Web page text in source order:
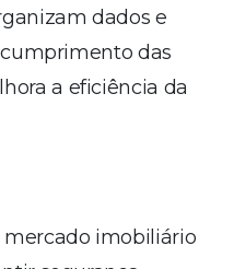
dados e
cumprimento das
a eficiência da
imobiliário